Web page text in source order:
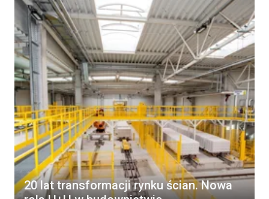
20 lat transformacji rynku ścian. Nowa